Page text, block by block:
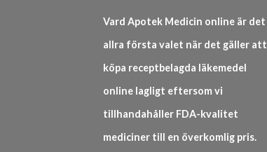
Vard Apotek Medicin online är det
allra första valet när det gäller att
köpa receptbelagda läkemedel
online lagligt eftersom vi
tillhandahåller FDA-kvalitet
mediciner till en överkomlig pris.